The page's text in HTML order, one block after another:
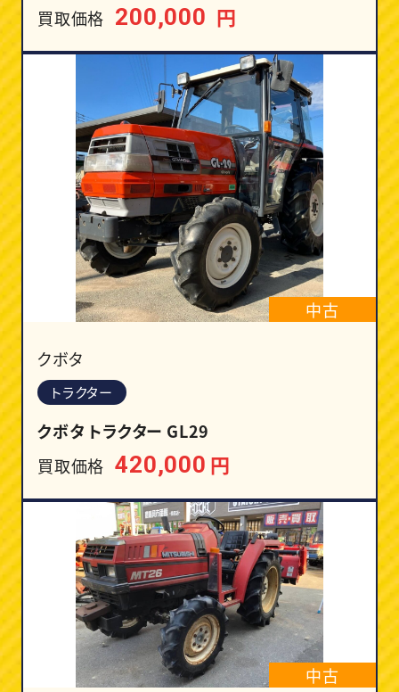
買取価格 200,000 円
中古
クボタ
トラクター
クボタ トラクター GL29
買取価格 420,000 円
中古